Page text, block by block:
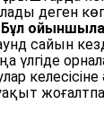
деген
Бұл
сайын
үлгіде
келесісіне